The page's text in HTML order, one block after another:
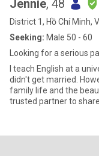
Jennie, 48
District 1, Hồ Chí Minh,
Seeking: Male 50 - 60
Looking for a serious
I teach English at a
didn't get married.
family life and the
trusted partner to